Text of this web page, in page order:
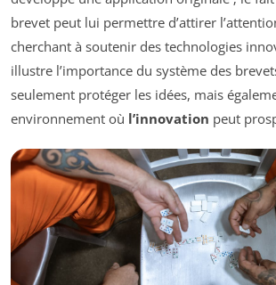
brevet peut lui permettre d’attirer
cherchant à soutenir des technologies
illustre l’importance du système des
seulement protéger les idées, mais
environnement où l’innovation peut